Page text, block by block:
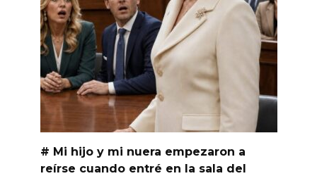
# Mi hijo y mi nuera empezaron a
reírse cuando entré en la sala del